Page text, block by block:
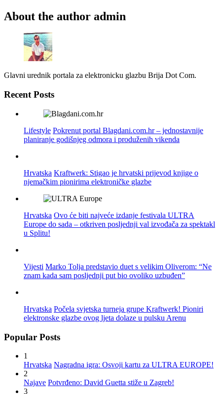
About the author admin
Glavni urednik portala za elektronicku glazbu Brija Dot Com.
Recent Posts
Lifestyle Pokrenut portal Blagdani.com.hr – jednostavnije
planiranje godišnjeg odmora i produženih vikenda
Hrvatska Kraftwerk: Stigao je hrvatski prijevod knjige o
njemačkim pionirima elektroničke glazbe
Hrvatska Ovo će biti najveće izdanje festivala ULTRA
Europe do sada – otkriven posljednji val izvođača za spektakl
u Splitu!
Vijesti Marko Tolja predstavio duet s velikim Oliverom: “Ne
znam kada sam posljednji put bio ovoliko uzbuđen”
Hrvatska Počela svjetska turneja grupe Kraftwerk! Pioniri
elektronske glazbe ovog ljeta dolaze u pulsku Arenu
Popular Posts
1
Hrvatska Nagradna igra: Osvoji kartu za ULTRA EUROPE!
2
Najave Potvrđeno: David Guetta stiže u Zagreb!
3